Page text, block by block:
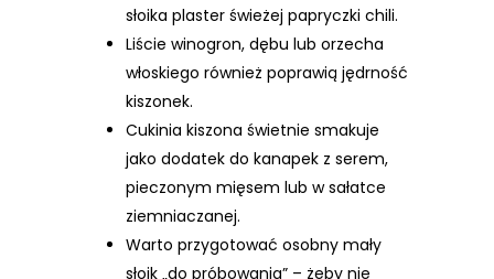
słoika plaster świeżej papryczki chili.
Liście winogron, dębu lub orzecha
włoskiego również poprawią jędrność
kiszonek.
Cukinia kiszona świetnie smakuje
jako dodatek do kanapek z serem,
pieczonym mięsem lub w sałatce
ziemniaczanej.
Warto przygotować osobny mały
słoik „do próbowania” – żeby nie